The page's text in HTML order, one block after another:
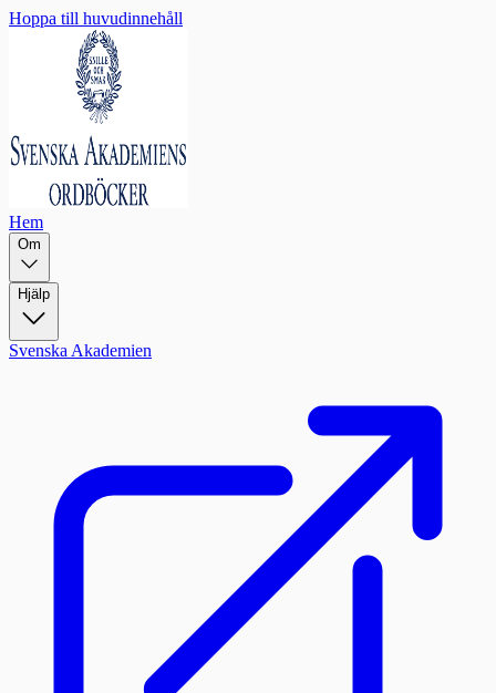
Hoppa till huvudinnehåll
Hem
Om
Hjälp
Svenska Akademien